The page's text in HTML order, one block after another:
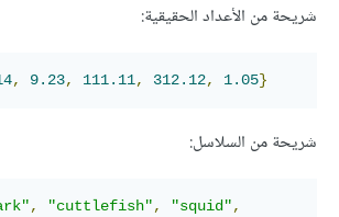
شريحة من الأعداد الحقيقية:
, 9.23, 111.11, 312.12, 1.05}
شريحة من السلاسل:
, "cuttlefish", "squid",